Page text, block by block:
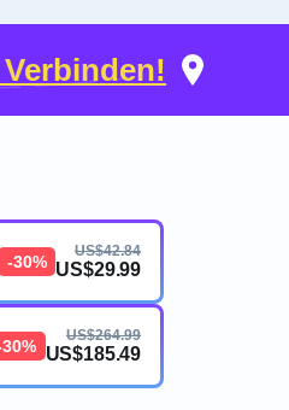
-30%
US$42.84
US$29.99
US$264.99
US$185.49